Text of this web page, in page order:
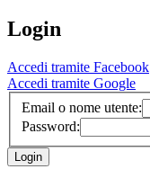
Login
Accedi tramite Facebook
Accedi tramite Google
Email o nome utente:
Password: